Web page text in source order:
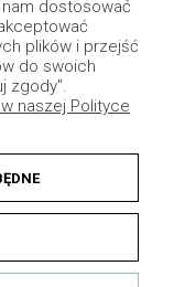
dostosować
plików i przejść
do swoich
zgody".
naszej Polityce